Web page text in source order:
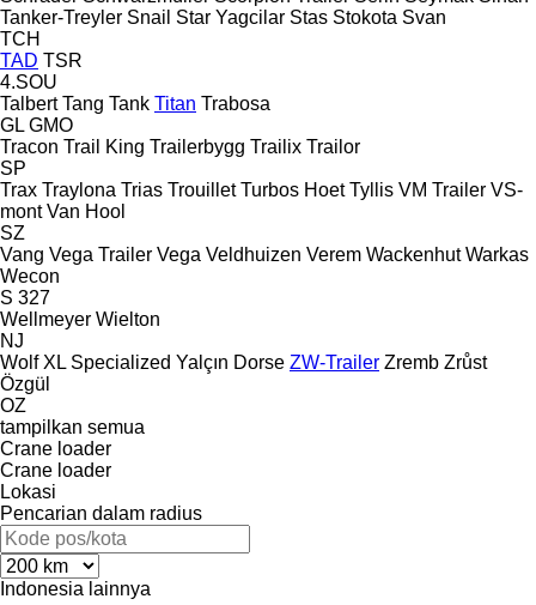
Tanker-Treyler Snail Star Yagcilar Stas Stokota Svan
TCH
TAD TSR
4.SOU
Talbert Tang Tank Titan Trabosa
GL GMO
Tracon Trail King Trailerbygg Trailix Trailor
SP
Trax Traylona Trias Trouillet Turbos Hoet Tyllis VM Trailer VS-
mont Van Hool
SZ
Vang Vega Trailer Vega Veldhuizen Verem Wackenhut Warkas
Wecon
S 327
Wellmeyer Wielton
NJ
Wolf XL Specialized Yalçın Dorse ZW-Trailer Zremb Zrůst
Özgül
OZ
tampilkan semua
Crane loader
Crane loader
Lokasi
Pencarian dalam radius
Indonesia lainnya